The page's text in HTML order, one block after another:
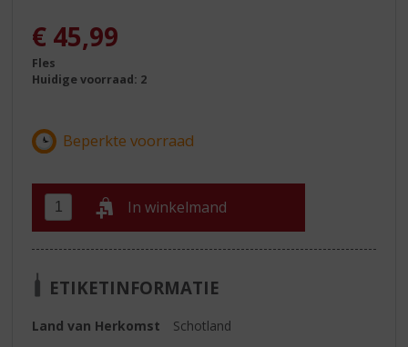
€ 45,99
Fles
Huidige voorraad: 2
In winkelmand
ETIKETINFORMATIE
Land van Herkomst
Schotland